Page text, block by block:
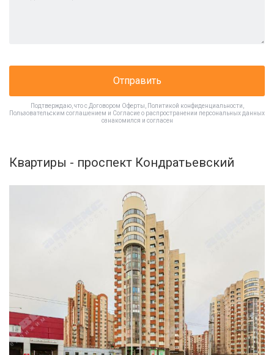
Отправить
Подтверждаю, что с Договором Оферты Политикой конфиденциальности
Пользовательским соглашением и Согласие о распространении персональных данных
ознакомился и согласен
Квартиры - проспект Кондратьевский